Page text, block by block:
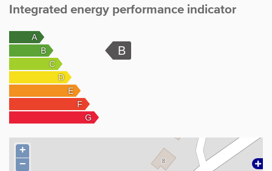
Integrated energy performance indicator
+
−